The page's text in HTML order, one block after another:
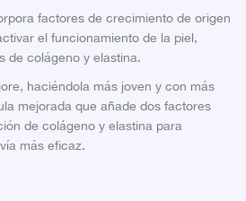
factores de crecimiento de origen
el funcionamiento de la piel,
de colágeno y elastina.
haciéndola más joven y con más
mejorada que añade dos factores
de colágeno y elastina para
más eficaz.